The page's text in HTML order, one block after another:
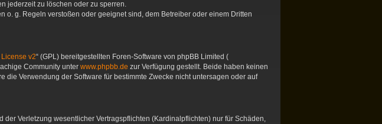
jederzeit zu löschen oder zu sperren.
o. g. Regeln verstoßen oder geeignet sind, dem Betreiber oder einem Dritten
v2“ (GPL) bereitgestellten Foren-Software von phpBB Limited (
Community unter www.phpbb.de zur Verfügung gestellt. Beide haben keinen
Verwendung der Software für bestimmte Zwecke nicht untersagen oder auf
Verletzung wesentlicher Vertragspflichten (Kardinalpflichten) nur für Schäden,